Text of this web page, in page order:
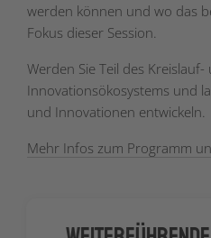
werden können und wo das
Fokus dieser Session.
Werden Sie Teil des
Innovationsökosystems und
und Innovationen entwickeln.
Mehr Infos zum Programm